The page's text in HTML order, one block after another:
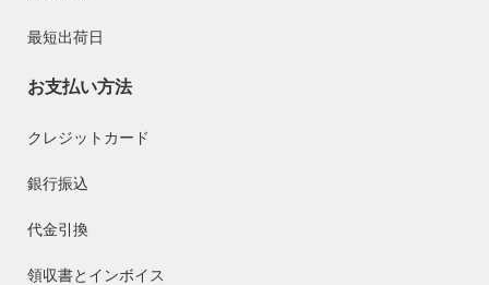
最短出荷日
お支払い方法
クレジットカード
銀行振込
代金引換
領収書とインボイス